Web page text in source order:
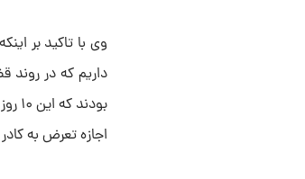
وی با تاکید بر
اجازه تعرض به